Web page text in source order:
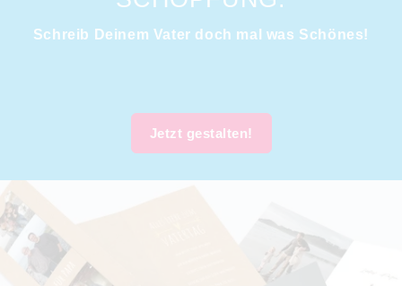
Schreib Deinem Vater doch mal was Schönes!
Jetzt gestalten!